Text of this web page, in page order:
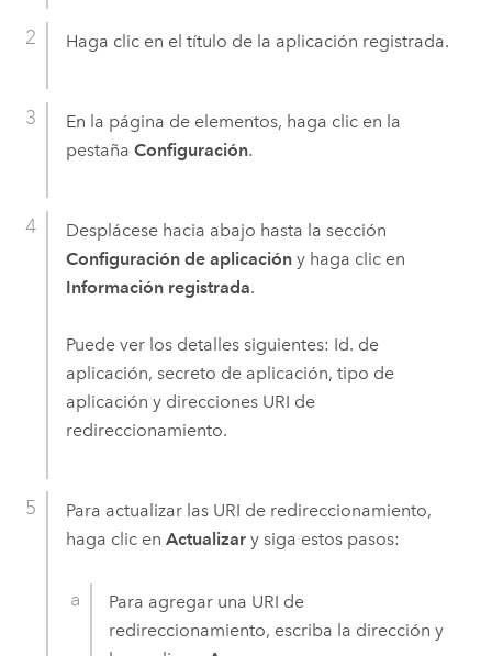
Haga clic en el título de la aplicación registrada.
En la página de elementos, haga clic en la
pestaña Configuración.
Desplácese hacia abajo hasta la sección
Configuración de aplicacióny haga clic en
Información registrada.
Puede ver los detalles siguientes: Id. de
aplicación, secreto de aplicación, tipo de
aplicación y direcciones URI de
redireccionamiento.
Para actualizar las URI de redireccionamiento,
haga clic en Actualizary siga estos pasos:
Para agregar una URI de
redireccionamiento, escriba la dirección y